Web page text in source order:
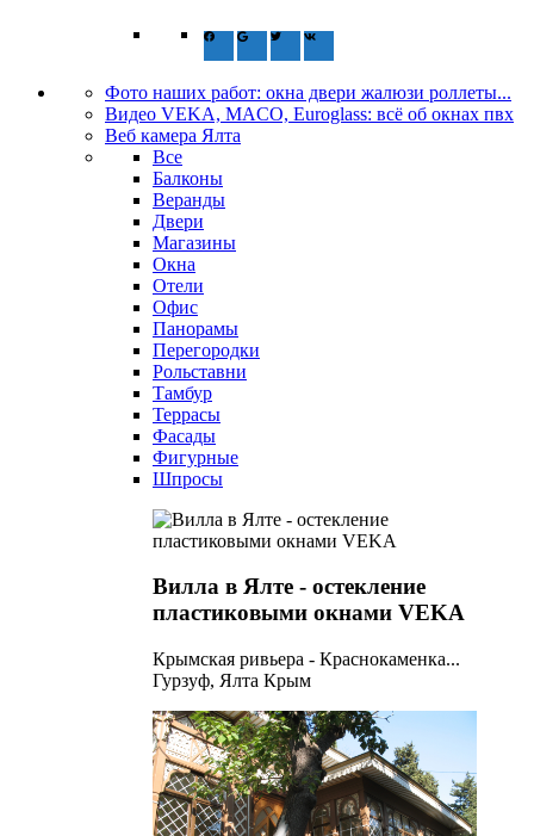
Фото наших работ: окна двери жалюзи роллеты...
Видео VEKA, MACO, Euroglass: всё об окнах пвх
Веб камера Ялта
Все
Балконы
Веранды
Двери
Магазины
Окна
Отели
Офис
Панорамы
Перегородки
Рольставни
Тамбур
Террасы
Фасады
Фигурные
Шпросы
Вилла в Ялте - остекление
пластиковыми окнами VEKA
Крымская ривьера - Краснокаменка...
Гурзуф, Ялта Крым